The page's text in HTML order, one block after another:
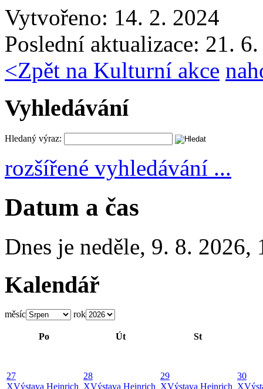
Vytvořeno: 14. 2. 2024
Poslední aktualizace: 21.
<Zpět na Kulturní akce
Vyhledávání
Hledaný výraz:
rozšířené vyhledávání ...
Datum a čas
Dnes je neděle, 9. 8. 2026,
Kalendář
měsíc rok
Po Út St
27
XVýstava Heinrich
28
XVýstava Heinrich
29
XVýstava Heinrich
30
X